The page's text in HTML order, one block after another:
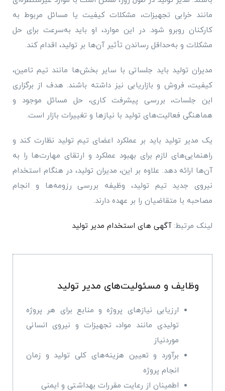
مانند خرابی تجهیزات، مشکلات کیفیت یا مسائل مربوط به
کارکنان روبرو شود. در این موارد، او باید به‌سرعت برای حل
مشکلات و به‌حداقل رساندن تأثیر آن‌ها بر تولید، اقدام کند.
مدیران تولید باید جلساتی با سایر بخش‌ها مانند تیم تامین،
کیفیت، فروش و بازاریابی نیز داشته باشند. هدف از برگزاری
این جلسات، بررسی پیشرفت کاری، حل مسائل موجود و
هماهنگی فعالیت‌های تولید با نیازها و تغییرات بازار است.
یک مدیر تولید باید بر عملکرد اعضای تیم تولید نظارت کند و
راهنمایی‌های لازم برای بهبود عملکرد و ارتقای مهارت‌ها را به
آن‌ها ارائه دهد. علاوه بر این، مدیران تولید، در هنگام استخدام
نیروی جدید تیم تولید، وظیفه بررسی رزومه‌ها و انجام
مصاحبه با متقاضیان را بر عهده دارند.
لینک مرتبط:آگهی های استخدام مدیر تولید
وظایف و مسئولیت‌های مدیر تولید
ارزیابی نیازهای پروژه و منابع برای هر پروژه
تولیدی مانند مواد، تجهیزات و نیروی انسانی
موردنیاز
برآورد و تعیین هزینه‌های کلی تولید و زمان
انجام پروژه
اطمینان از رعایت مقررات بهداشتی و ایمنی